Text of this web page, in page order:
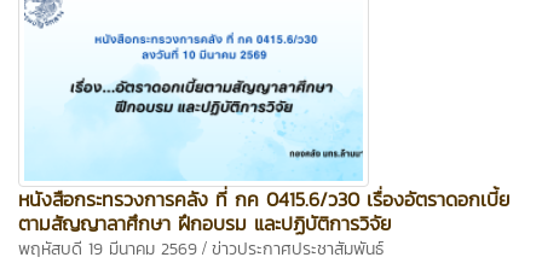
หนังสือกระทรวงการคลัง ที่ กค 0415.6/ว30 เรื่องอัตราดอกเบี้ย
ตามสัญญาลาศึกษา ฝึกอบรม และปฏิบัติการวิจัย
พฤหัสบดี 19 มีนาคม 2569 / ข่าวประกาศประชาสัมพันธ์